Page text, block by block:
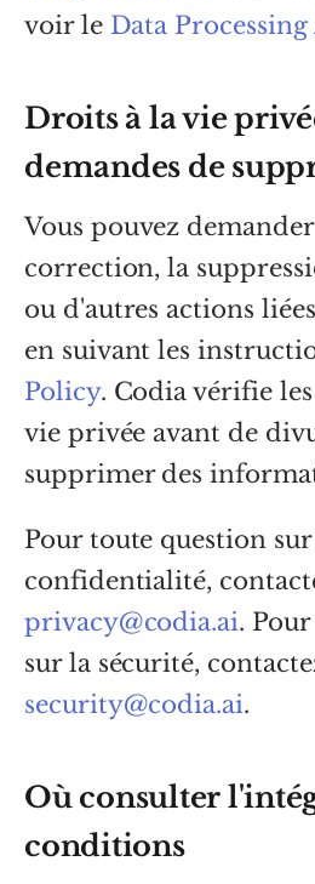
voir le Data
Droits à la vie
demandes de
Vous pouvez
correction, la
ou d'autres actions
en suivant les
Policy. Codia vérifie
vie privée avant de
supprimer des
Pour toute question
confidentialité,
privacy@codia.ai.
sur la sécurité,
security@codia.ai.
Où consulter
conditions